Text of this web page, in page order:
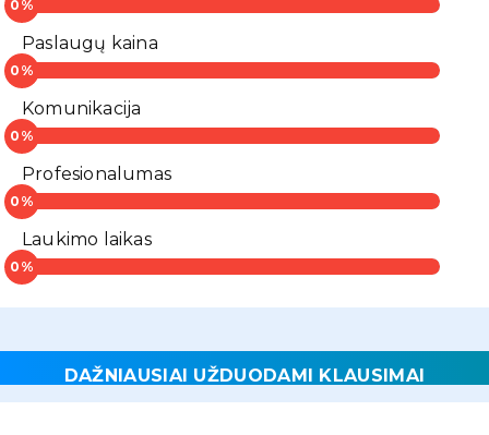
Paslaugų kaina
Komunikacija
Profesionalumas
Laukimo laikas
DAŽNIAUSIAI UŽDUODAMI KLAUSIMAI